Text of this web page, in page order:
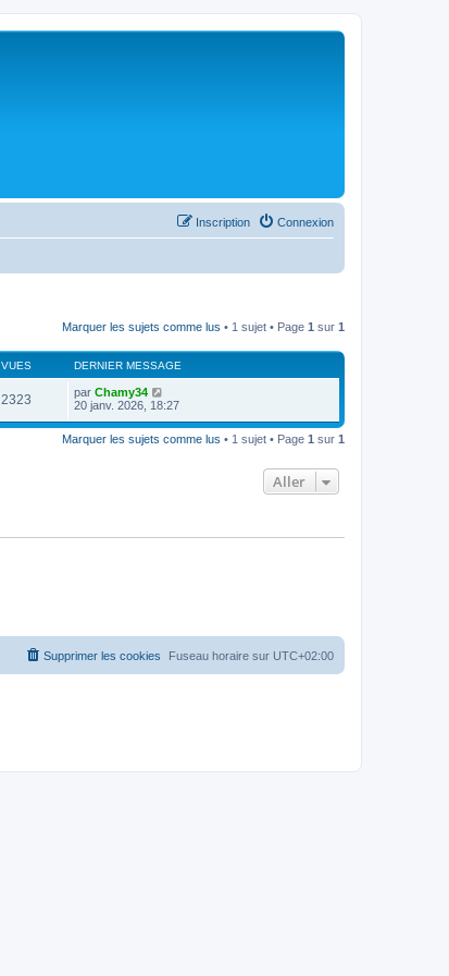
Connexion
Inscription
Marquer les sujets comme lus • 1 sujet • Page 1 sur 1
VUES DERNIER MESSAGE
2323 par Chamy34
20 janv. 2026, 18:27
Marquer les sujets comme lus • 1 sujet • Page 1 sur 1
Aller
Fuseau horaire sur UTC+02:00
Supprimer les cookies